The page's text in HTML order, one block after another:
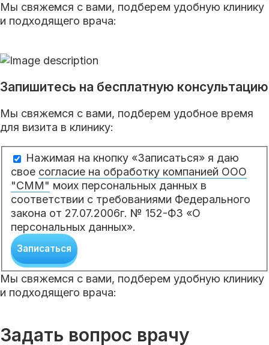
Мы свяжемся с вами, подберем удобную клинику
и подходящего врача:
Запишитесь на бесплатную консультацию
Мы свяжемся с вами, подберем удобное время
для визита в клинику:
Нажимая на кнопку «Записаться» я даю
свое согласие на обработку компанией ООО
"СММ" моих персональных данных в
соответствии с требованиями Федерального
закона от 27.07.2006г. № 152-ФЗ «О
персональных данных».
Записаться
Мы свяжемся с вами, подберем удобную клинику
и подходящего врача:
Задать вопрос врачу